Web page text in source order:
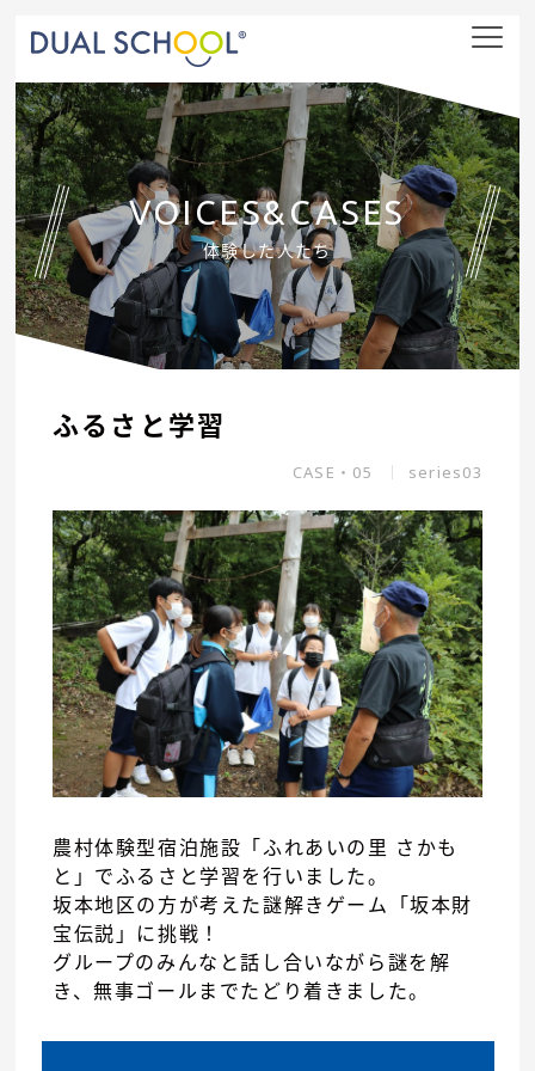
nav
VOICES&CASES
体験した人たち
ふるさと学習
CASE・05 series03
農村体験型宿泊施設「ふれあいの里 さかも
と」でふるさと学習を行いました。
坂本地区の方が考えた謎解きゲーム「坂本財
宝伝説」に挑戦！
グループのみんなと話し合いながら謎を解
き、無事ゴールまでたどり着きました。